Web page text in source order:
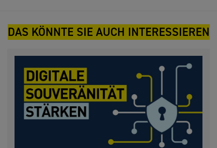
DAS KÖNNTE SIE AUCH INTERESSIEREN